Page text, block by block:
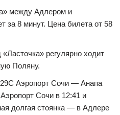
между Адлером и
за 8 минут. Цена билета от 58
регулярно ходит
Поляну.
Аэропорт Сочи — Анапа
Сочи в 12:41 и
долгая стоянка — в Адлере